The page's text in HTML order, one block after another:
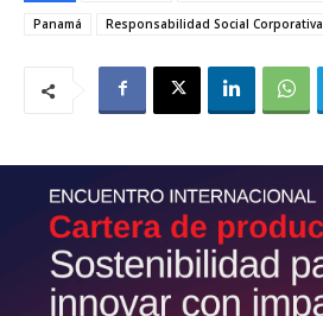
Panamá
Responsabilidad Social Corporativa